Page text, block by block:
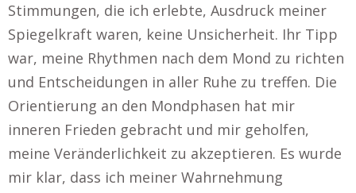
Stimmungen, die ich erlebte, Ausdruck meiner
Spiegelkraft waren, keine Unsicherheit. Ihr Tipp
war, meine Rhythmen nach dem Mond zu richten
und Entscheidungen in aller Ruhe zu treffen. Die
Orientierung an den Mondphasen hat mir
inneren Frieden gebracht und mir geholfen,
meine Veränderlichkeit zu akzeptieren. Es wurde
mir klar, dass ich meiner Wahrnehmung